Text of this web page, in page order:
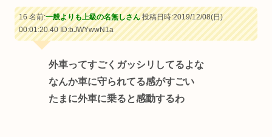
16 名前:一般よりも上級の名無しさん投稿日時:2019/12/08(日)
00:01:20.40ID:bJWYwwN1a
外車ってすごくガッシリしてるよな
なんか車に守られてる感がすごい
たまに外車に乗ると感動するわ